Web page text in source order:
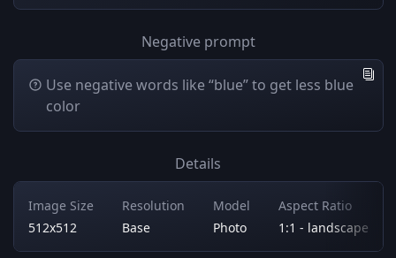
Negative prompt
Use negative words like “blue” to get less blue
color
Details
Image Size
512x512
Resolution
Base
Model
Photo
Aspect Ratio
1:1 - landscape